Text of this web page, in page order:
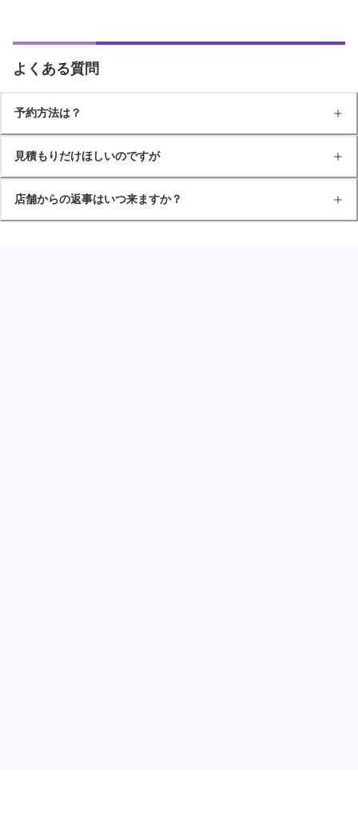
よくある質問
予約方法は？
見積もりだけほしいのですが
店舗からの返事はいつ来ますか？